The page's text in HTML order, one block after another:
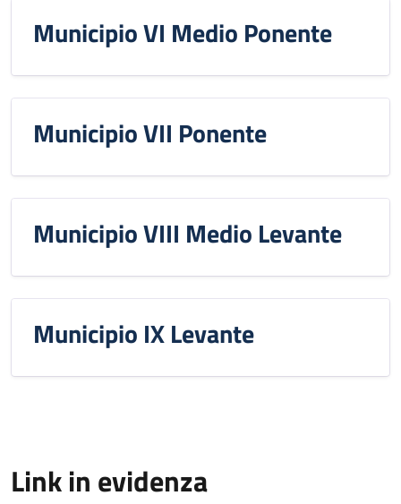
Municipio VI Medio Ponente
Municipio VII Ponente
Municipio VIII Medio Levante
Municipio IX Levante
Link in evidenza